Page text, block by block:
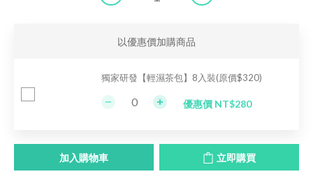
以優惠價加購商品
獨家研發【輕濕茶包】8入裝(原價$320)
優惠價 NT$280
加入購物車 立即購買